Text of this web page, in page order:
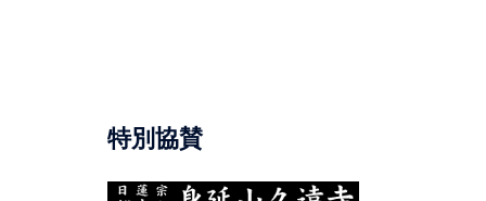
特別協賛